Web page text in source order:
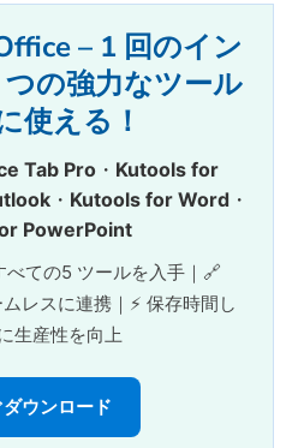
– 1 回のイン
の強力なツール
使える！
Tab Pro ・ Kutools for
・ Kutools for Word・
PowerPoint
ての5 ツールを入手｜🔗
レスに連携｜⚡ 保存時間し
生産性を向上
ウンロード